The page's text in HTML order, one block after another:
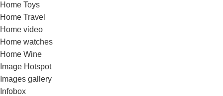
Home Toys
Home Travel
Home video
Home watches
Home Wine
Image Hotspot
Images gallery
Infobox